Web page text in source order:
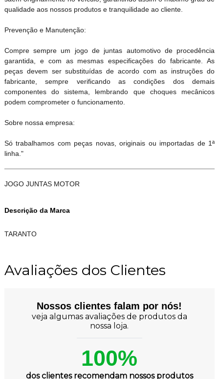
qualidade aos nossos produtos e tranquilidade ao cliente.
Prevenção e Manutenção:
Compre sempre um jogo de juntas automotivo de procedência
garantida, e com as mesmas especificações do fabricante. As
peças devem ser substituídas de acordo com as instruções do
fabricante, sempre verificando as condições dos demais
componentes do sistema, lembrando que choques mecânicos
podem comprometer o funcionamento.
Sobre nossa empresa:
Só trabalhamos com peças novas, originais ou importadas de 1ª
linha."
JOGO JUNTAS MOTOR
Descrição da Marca
TARANTO
Avaliações dos Clientes
Nossos clientes falam por nós!
veja algumas avaliações de produtos da
nossa loja.
100%
dos clientes recomendam nossos produtos